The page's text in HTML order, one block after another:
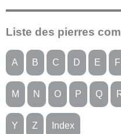
Liste des pierres
A B C D E F
M N O P Q
Y Z Index